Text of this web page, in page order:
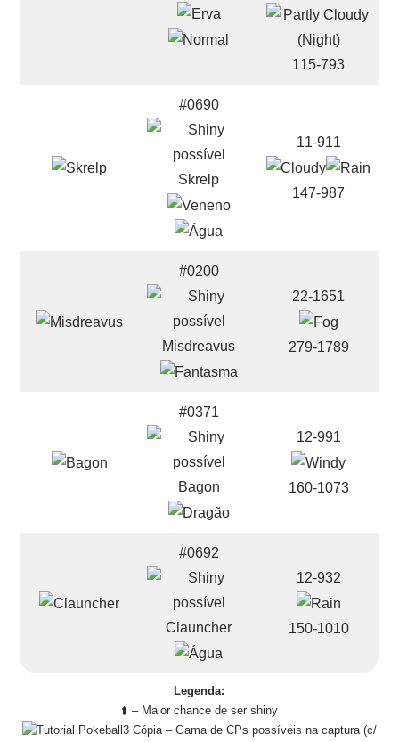
115-793
#0690
Skrelp
11-911
147-987
#0200
Misdreavus
22-1651
279-1789
#0371
Bagon
12-991
160-1073
#0692
Clauncher
12-932
150-1010
Legenda:
⬆️ – Maior chance de ser shiny
– Gama de CPs possíveis na captura (c/